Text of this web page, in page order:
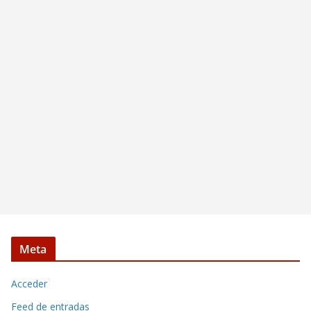
Meta
Acceder
Feed de entradas